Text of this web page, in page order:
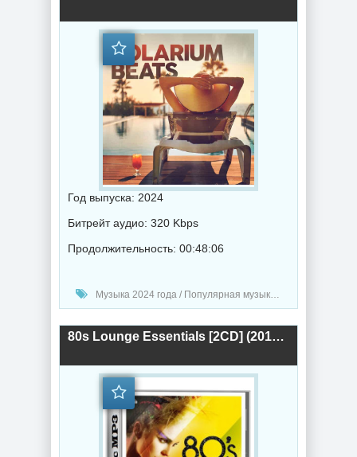
Год выпуска: 2024
Битрейт аудио: 320 Kbps
Продолжительность: 00:48:06
Музыка 2024 года / Популярная музыка / Электронная музыка / Поп музыка / Музыка VA / Chillout music
80s Lounge Essentials [2CD] (2013) торрент